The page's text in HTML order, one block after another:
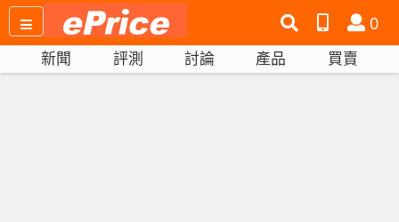
搜
尋
產
品
比
會
員
0
新聞 評測 討論 產品 買賣